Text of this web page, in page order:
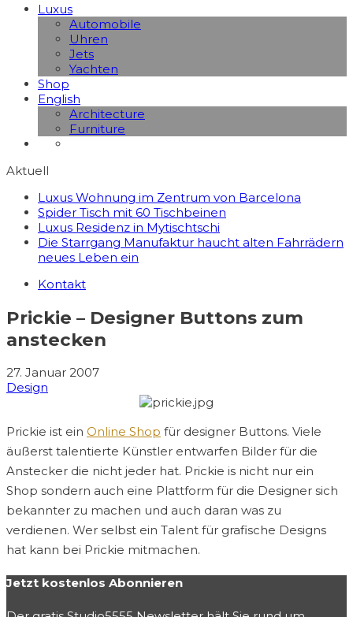
Luxus
Automobile
Uhren
Jets
Yachten
Shop
English
Architecture
Furniture
Aktuell
Luxus Wohnung im Zentrum von Barcelona
Spider Tisch mit 60 Tischbeinen
Luxus Residenz in Mytischtschi
Die Starrgang Manufaktur haucht alten Fahrrädern
neues Leben ein
Kontakt
Prickie – Designer Buttons zum
anstecken
27. Januar 2007
Design
Prickie ist ein Online Shop für designer Buttons. Viele
äußerst talentierte Künstler entwarfen Bilder für die
Anstecker die nicht jeder hat. Prickie is nicht nur ein
Shop sondern auch eine Plattform für die Designer sich
bekannter zu machen und auch daran was zu
verdienen. Wer selbst ein Talent für grafische Designs
hat kann bei Prickie mitmachen.
Jetzt kostenlos Abonnieren